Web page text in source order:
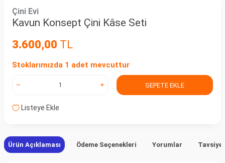
Çini Evi
Kavun Konsept Çini Kâse Seti
3.600,00 TL
Stoklarımızda 1 adet mevcuttur
SEPETE EKLE
Listeye Ekle
Ürün Açıklaması Ödeme Seçenekleri Yorumlar Tavsiye